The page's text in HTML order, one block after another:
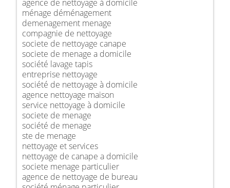
agence de nettoyage à domicile
ménage déménagement
demenagement menage
compagnie de nettoyage
societe de nettoyage canape
societe de menage a domicile
société lavage tapis
entreprise nettoyage
société de nettoyage à domicile
agence nettoyage maison
service nettoyage à domicile
societe de menage
société de menage
ste de menage
nettoyage et services
nettoyage de canape a domicile
societe menage particulier
agence de nettoyage de bureau